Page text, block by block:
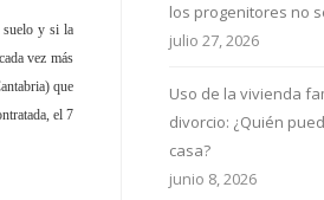
suelo y si la
vez más
que
el 7
los progenitores no
julio 27, 2026
Uso de la vivienda
divorcio: ¿Quién
casa?
junio 8, 2026